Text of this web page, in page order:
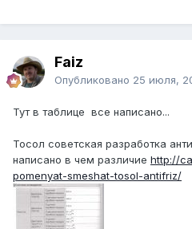
Faiz
Опубликовано 25 июля,
Тут в таблице все написано...
Тосол советская разработка
написано в чем различие http://
pomenyat-smeshat-tosol-antifriz/